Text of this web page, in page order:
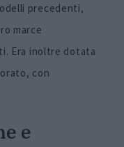
precedenti,
marce
Era inoltre dotata
con
e